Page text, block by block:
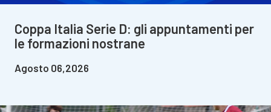
Coppa Italia Serie D: gli appuntamenti per
le formazioni nostrane
Agosto 06,2026